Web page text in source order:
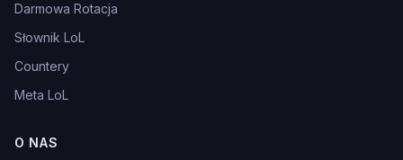
Darmowa Rotacja
Słownik LoL
Countery
Meta LoL
O NAS